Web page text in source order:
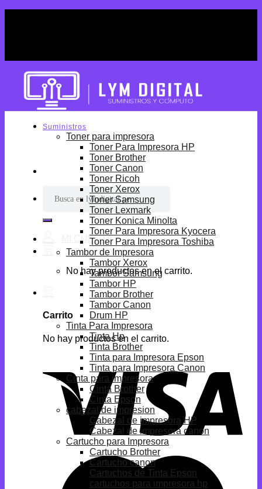
por:
No hay productos en el carrito.
Carrito
No hay productos en el carrito.
Suministros
Toner para impresora
Toner Para Impresora HP
Toner Brother
Toner Canon
Toner Ricoh
Toner Xerox
Toner Samsung
Toner Lexmark
Toner Konica Minolta
Toner Para Impresora Kyocera
Toner Para Impresora Toshiba
Tambor de Impresora
Tambor Xerox
Tambor Samsung
Tambor HP
Tambor Brother
Tambor Canon
Drum HP
Tinta Para Impresora
Tinta Hp
Tinta Brother
Tinta para Impresora Epson
Tinta para Impresora Canon
Cinta para impresora
Cinta Brother
Cinta Epson
cabezal de impresion
Cabezal de impresora HP
Cabezal de impresora canon
Cartucho para Impresora
Cartucho Brother
Cartucho canon
Cartuchos de Tinta Epson
cartuchos para impresora hp